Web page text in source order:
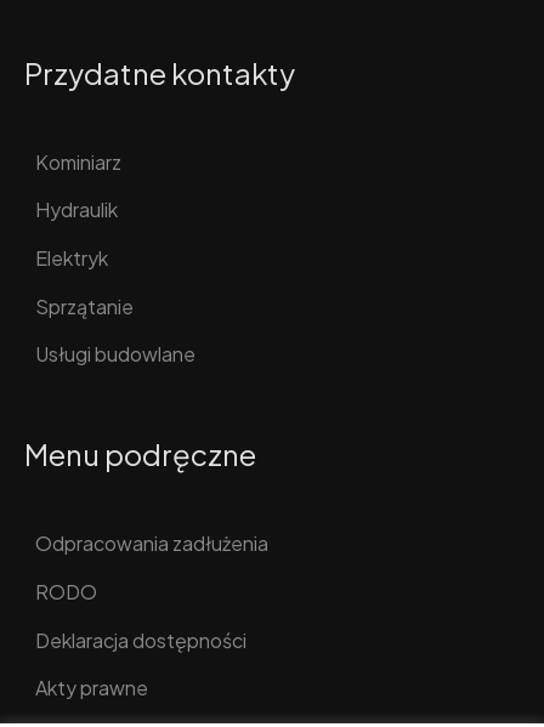
Przydatne kontakty
Kominiarz
Hydraulik
Elektryk
Sprzątanie
Usługi budowlane
Menu podręczne
Odpracowania zadłużenia
RODO
Deklaracja dostępności
Akty prawne